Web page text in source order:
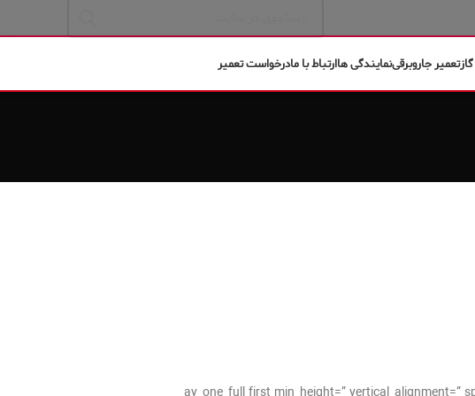
تعمیر جاروبرقینمایندگی هاارتباط با مادرخواست تعمیر